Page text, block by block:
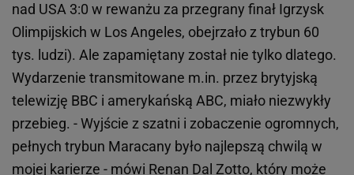
nad USA 3:0 w rewanżu za przegrany finał Igrzysk
Olimpijskich w Los Angeles, obejrzało z trybun 60
tys. ludzi). Ale zapamiętany został nie tylko dlatego.
Wydarzenie transmitowane m.in. przez brytyjską
telewizję BBC i amerykańską ABC, miało niezwykły
przebieg. - Wyjście z szatni i zobaczenie ogromnych,
pełnych trybun Maracany było najlepszą chwilą w
mojej karierze - mówi Renan Dal Zotto, który może